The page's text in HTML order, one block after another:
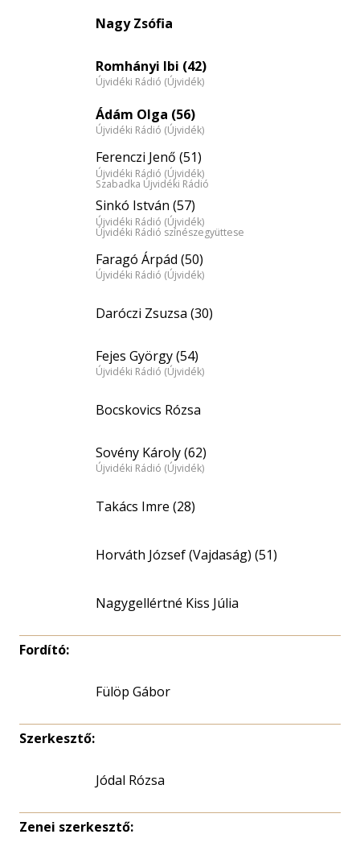
Nagy Zsófia
Romhányi Ibi (42)
Újvidéki Rádió (Újvidék)
Ádám Olga (56)
Újvidéki Rádió (Újvidék)
Ferenczi Jenő (51)
Újvidéki Rádió (Újvidék)
Szabadka Újvidéki Rádió
Sinkó István (57)
Újvidéki Rádió (Újvidék)
Újvidéki Rádió színészegyüttese
Faragó Árpád (50)
Újvidéki Rádió (Újvidék)
Daróczi Zsuzsa (30)
Fejes György (54)
Újvidéki Rádió (Újvidék)
Bocskovics Rózsa
Sovény Károly (62)
Újvidéki Rádió (Újvidék)
Takács Imre (28)
Horváth József (Vajdaság) (51)
Nagygellértné Kiss Júlia
Fordító:
Fülöp Gábor
Szerkesztő:
Jódal Rózsa
Zenei szerkesztő: